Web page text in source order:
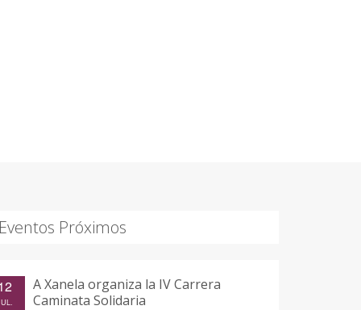
Próximos
A Xanela organiza la IV Carrera
Caminata Solidaria